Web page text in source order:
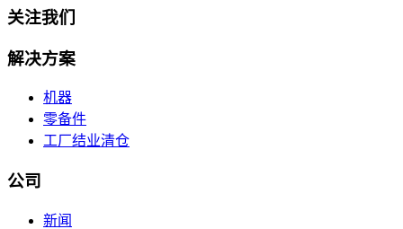
关注我们
解决方案
机器
零备件
工厂结业清仓
公司
新闻